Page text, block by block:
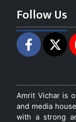
Follow Us
Amrit Vichar is
and media
with a strong